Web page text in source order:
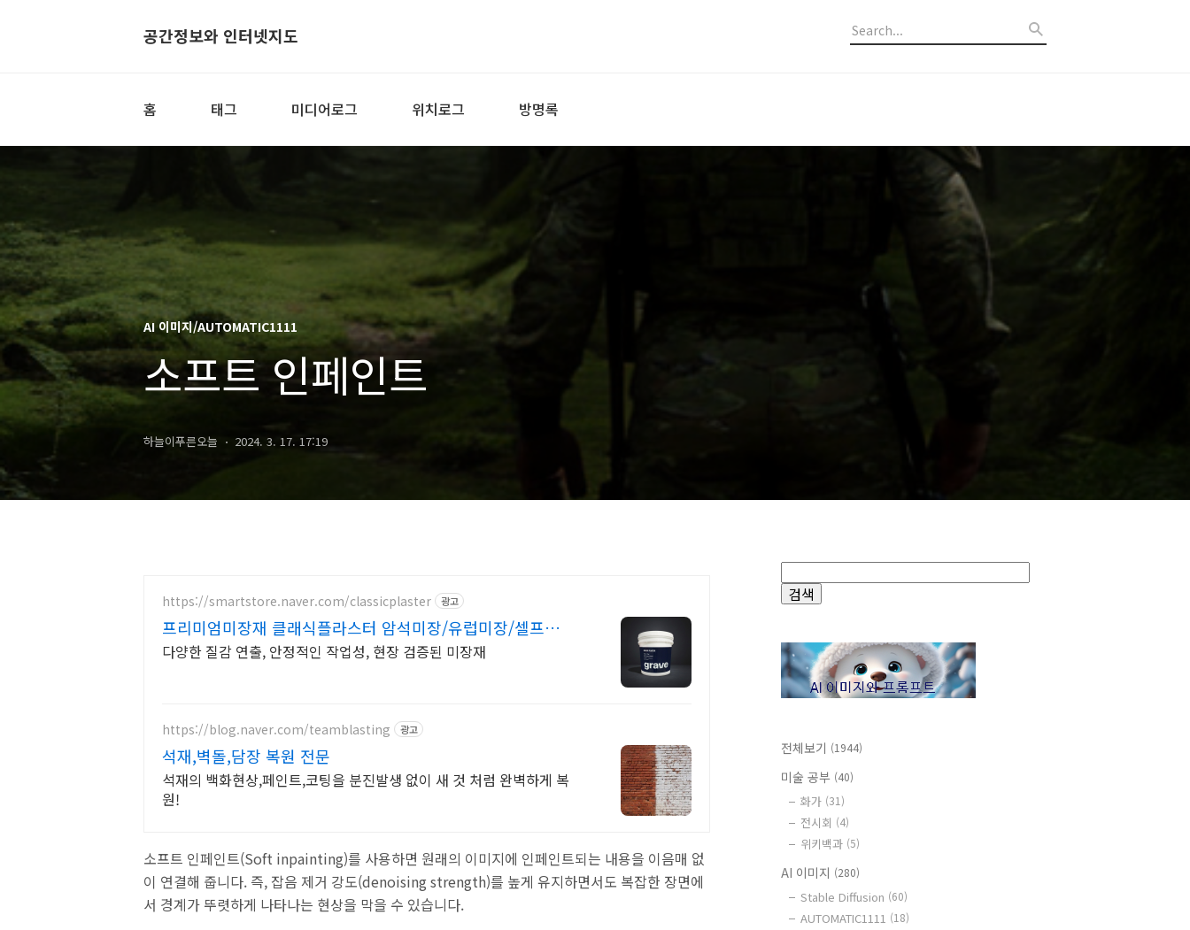
공간정보와 인터넷지도
홈 태그 미디어로그 위치로그 방명록
AI 이미지/AUTOMATIC1111
소프트 인페인트
하늘이푸른오늘 2024. 3. 17. 17:19
https://smartstore.naver.com/classicplaster 광고
프리미엄미장재 클래식플라스터 암석미장/유럽미장/셀프미
장
다양한 질감 연출, 안정적인 작업성, 현장 검증된 미장재
https://blog.naver.com/teamblasting 광고
석재,벽돌,담장 복원 전문
석재의 백화현상,페인트,코팅을 분진발생 없이 새 것 처럼 완벽하게 복
원!
소프트 인페인트(Soft inpainting)를 사용하면 원래의 이미지에 인페인트되는 내용을 이음매 없
이 연결해 줍니다. 즉, 잡음 제거 강도(denoising strength)를 높게 유지하면서도 복잡한 장면에
서 경계가 뚜렷하게 나타나는 현상을 막을 수 있습니다.
전체보기 (1944)
미술 공부 (40)
화가 (31)
전시회 (4)
위키백과 (5)
AI 이미지 (280)
Stable Diffusion (60)
AUTOMATIC1111 (18)